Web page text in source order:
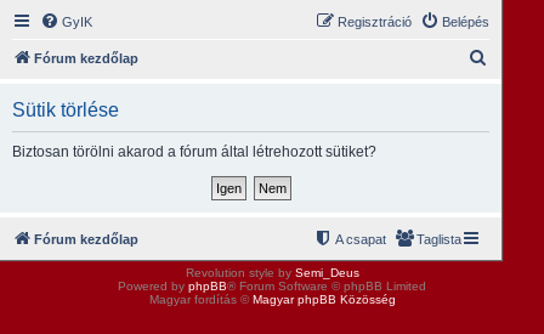
GyIK Belépés
Regisztráció
Fórum kezdőlap
Sütik törlése
Biztosan törölni akarod a fórum által létrehozott sütiket?
Fórum kezdőlap Taglista
A csapat
Revolution style by Semi_Deus
Powered by phpBB® Forum Software © phpBB Limited
Magyar fordítás ©Magyar phpBB Közösség